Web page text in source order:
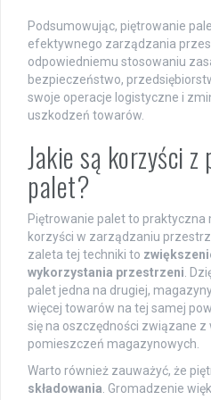
Podsumowując, piętrowanie
efektywnego zarządzania
odpowiedniemu stosowaniu
bezpieczeństwo,
swoje operacje logistyczne i
uszkodzeń towarów.
Jakie są korzyści
palet?
Piętrowanie palet to
korzyści w zarządzaniu
zaleta tej techniki to
wykorzystania przestrzeni .
palet jedna na drugiej,
więcej towarów na tej samej
się na oszczędności związane
pomieszczeń magazynowych.
Warto również zauważyć, że
składowania . Gromadzenie